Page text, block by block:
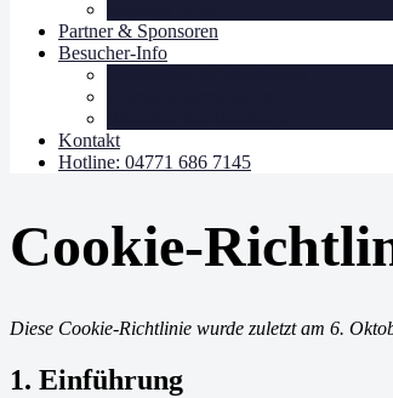
Partner & Sponsoren
Besucher-Info
Kontakt
Hotline: 04771 686 7145
Cookie-
Diese Cookie-Richtlinie wurde zuletzt am 6.
1. Einführung